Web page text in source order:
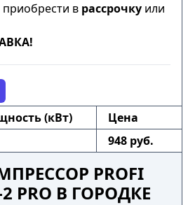
в рассрочку или
(кВт)
Цена
948 руб.
PROFI
2 PRO В ГОРОДКЕ